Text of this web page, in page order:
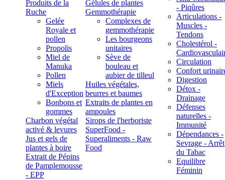
Produits de la
Ruche
Gelée
Royale et
pollen
Propolis
Miel de
Manuka
Pollen
Miels
d'Exception
Bonbons et
gommes
Charbon végétal
activé & levures
Jus et gels de
plantes à boire
Extrait de Pépins
de Pamplemousse
- EPP
Gélules de plantes
Gemmothérapie
Complexes de
gemmothérapie
Les bourgeons
unitaires
Sève de
bouleau et
aubier de tilleul
Huiles végétales,
beurres et baumes
Extraits de plantes en
ampoules
Sirops de l'herboriste
SuperFood -
Superaliments - Raw
Food
- Piqûres
Articulations -
Muscles -
Tendons
Cholestérol -
Circulation
Confort
Digestion
Détox -
Drainage
Défenses
naturelles -
Immunité
Dépendances -
Sevrage - Arrêt
du Tabac
Equilibre
Féminin